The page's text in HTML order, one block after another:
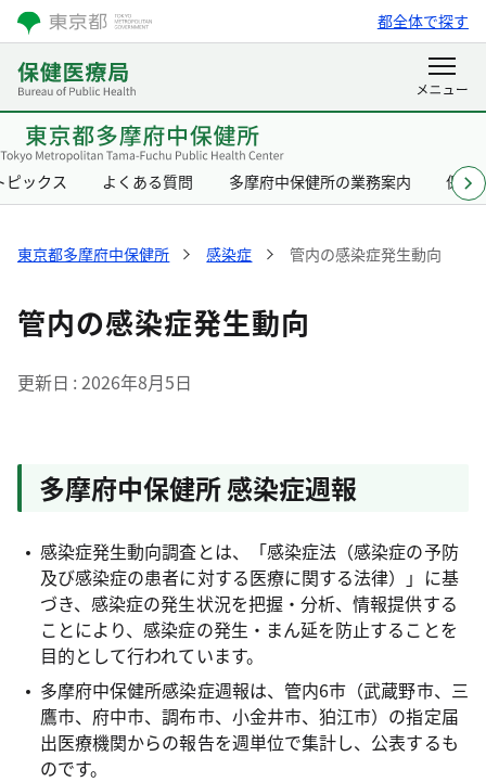
都全体で探す
ピックス よくある質問 多摩府中保健所の業務案内 保健
東京都多摩府中保健所 感染症 管内の感染症発生動向
管内の感染症発生動向
更新日 2026年8月5日
多摩府中保健所 感染症週報
感染症発生動向調査とは、「感染症法（感染症の予防
及び感染症の患者に対する医療に関する法律）」に基
づき、感染症の発生状況を把握・分析、情報提供する
ことにより、感染症の発生・まん延を防止することを
目的として行われています。
多摩府中保健所感染症週報は、管内6市（武蔵野市、三
鷹市、府中市、調布市、小金井市、狛江市）の指定届
出医療機関からの報告を週単位で集計し、公表するも
のです。